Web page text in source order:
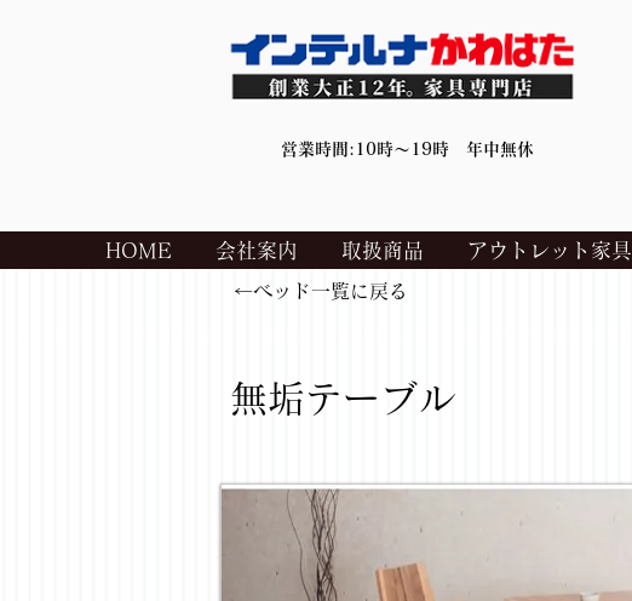
営業時間:10時～19時 年中無休
HOME 会社案内 取扱商品 アウトレット家具
←ベッド一覧に戻る
無垢テーブル